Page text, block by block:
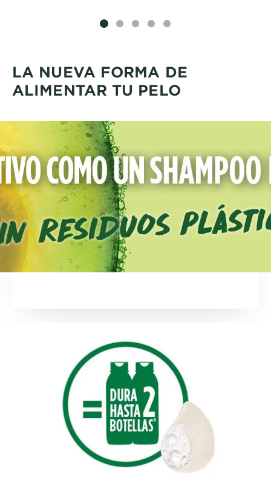
SLIDE 1
SLIDE 2
SLIDE 3
SLIDE 4
SLIDE 5
LA NUEVA FORMA DE
ALIMENTAR TU PELO